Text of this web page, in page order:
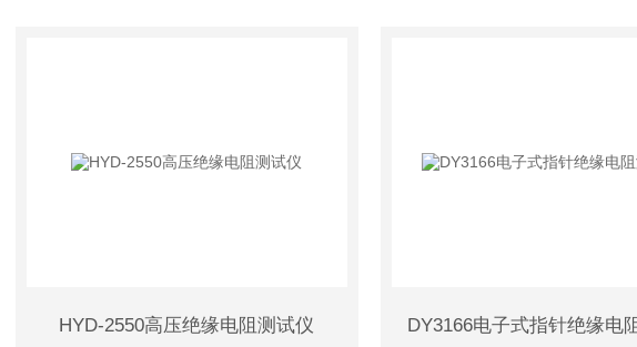
HYD-2550高压绝缘电阻测试仪